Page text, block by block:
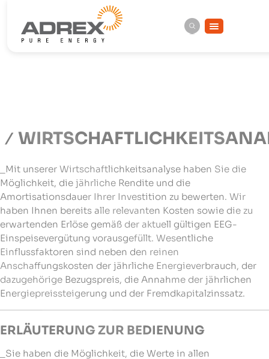
_Mit unserer Wirtschaftlichkeitsanalyse haben Sie die
Möglichkeit, die jährliche Rendite und die
Amortisationsdauer Ihrer Investition zu bewerten. Wir
haben Ihnen bereits alle relevanten Kosten sowie die zu
erwartenden Erlöse gemäß der aktuell gültigen EEG-
Einspeisevergütung vorausgefüllt. Wesentliche
Einflussfaktoren sind neben den reinen
Anschaffungskosten der jährliche Energieverbrauch, der
dazugehörige Bezugspreis, die Annahme der jährlichen
Energiepreissteigerung und der Fremdkapitalzinssatz.
ERLÄUTERUNG ZUR BEDIENUNG
_Sie haben die Möglichkeit, die Werte in allen